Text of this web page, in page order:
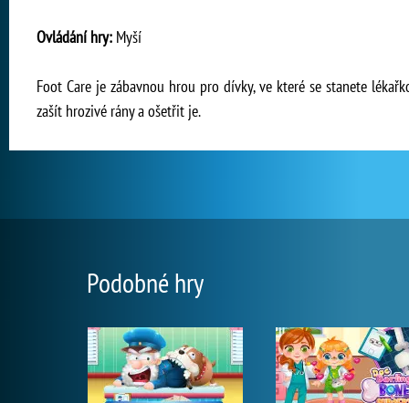
Ovládání hry: Myší
Foot Care je zábavnou hrou pro dívky, ve které se stanete
zašít hrozivé rány a ošetřit je.
Podobné hry